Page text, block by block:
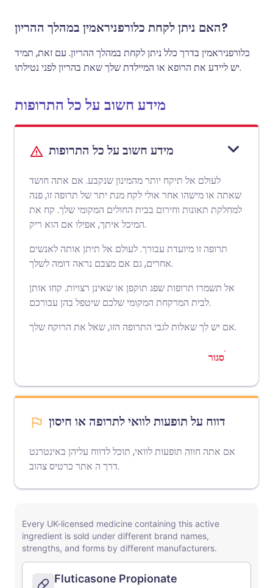
האם ניתן לקחת כלורפניראמין במהלך ההריון?
כלורפניראמין בדרך כלל ניתן לקחת במהלך ההריון. עם זאת, תמיד
יש ליידע את הרופא או המיילדת שלך שאת בהריון לפני נטילתו.
מידע חשוב על כל התרופות
מידע חשוב על כל התרופות
לעולם אל תיקח יותר מהמינון שנקבע. אם אתה חושד
שאתה או מישהו אחר אולי לקח מנת יתר של תרופה זו, פנה
למחלקת תאונות וחירום בבית החולים המקומי שלך. קח את
המיכל איתך, אפילו אם הוא ריק.
תרופה זו מיועדת עבורך. לעולם אל תיתן אותה לאנשים
אחרים, גם אם מצבם נראה דומה לשלך.
אל תשמרו תרופות שפג תוקפן או שאינן רצויות. קחו אותן
לבית המרקחת המקומי שלכם שיטפל בהן עבורכם.
אם יש לך שאלות לגבי התרופה הזו, שאל את הרוקח שלך.
סגור
דווח על תופעות לוואי לתרופה או חיסון
אם אתה חווה תופעות לוואי, תוכל לדווח עליהן באינטרנט
דרך ה אתר כרטיס צהוב .